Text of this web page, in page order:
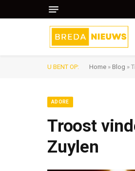
U BENT OP: Home » Blog »
ADORE
Troost
Zuylen